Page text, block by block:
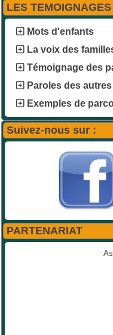
LES TEMOIGNAGES
Mots d'enfants
La voix des
Témoignage des
Paroles des autres
Exemples de
Suivez-nous sur :
PARTENARIAT